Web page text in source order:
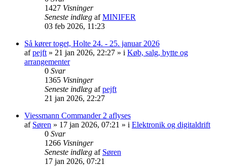
1427 Visninger
Seneste indlæg afMINIFER
03 feb 2026, 11:23
Så kører toget, Holte 24. - 25. januar 2026
afpejft » 21 jan 2026, 22:27 » i Køb, salg, bytte og
arrangementer
0 Svar
1365 Visninger
Seneste indlæg afpejft
21 jan 2026, 22:27
Viessmann Commander 2 aflyses
af Søren » 17 jan 2026, 07:21 » i Elektronik og digitaldrift
0 Svar
1266 Visninger
Seneste indlæg af Søren
17 jan 2026, 07:21